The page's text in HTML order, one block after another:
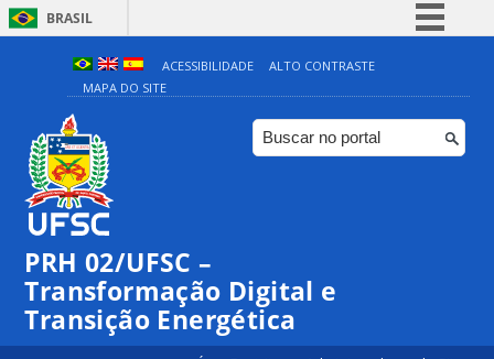
BRASIL
Simplifique!
Comunica BR
Participe
ACESSIBILIDADE
ALTO CONTRASTE
MAPA DO SITE
PRH 02/UFSC –
Transformação Digital e
Transição Energética